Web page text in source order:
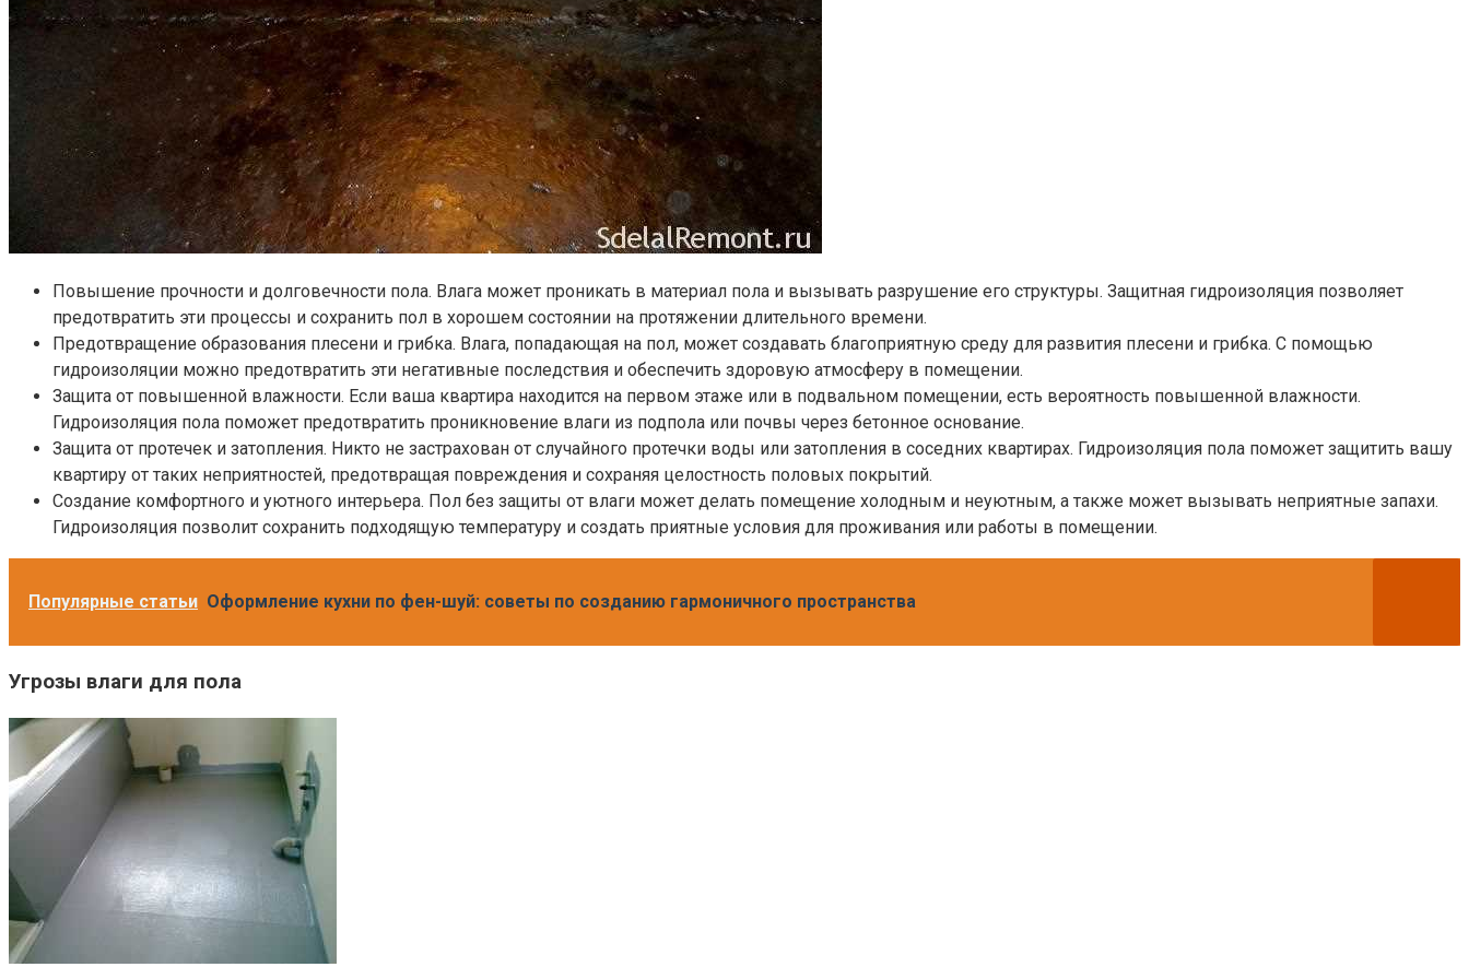
Повышение прочности и долговечности пола. Влага может проникать в материал пола и вызывать разрушение его структуры. Защитная гидроизоляция позволяет
предотвратить эти процессы и сохранить пол в хорошем состоянии на протяжении длительного времени.
Предотвращение образования плесени и грибка. Влага, попадающая на пол, может создавать благоприятную среду для развития плесени и грибка. С помощью
гидроизоляции можно предотвратить эти негативные последствия и обеспечить здоровую атмосферу в помещении.
Защита от повышенной влажности. Если ваша квартира находится на первом этаже или в подвальном помещении, есть вероятность повышенной влажности.
Гидроизоляция пола поможет предотвратить проникновение влаги из подпола или почвы через бетонное основание.
Защита от протечек и затопления. Никто не застрахован от случайного протечки воды или затопления в соседних квартирах. Гидроизоляция пола поможет защитить вашу
квартиру от таких неприятностей, предотвращая повреждения и сохраняя целостность половых покрытий.
Создание комфортного и уютного интерьера. Пол без защиты от влаги может делать помещение холодным и неуютным, а также может вызывать неприятные запахи.
Гидроизоляция позволит сохранить подходящую температуру и создать приятные условия для проживания или работы в помещении.
Популярные статьи Оформление кухни по фен-шуй: советы по созданию гармоничного пространства
Угрозы влаги для пола